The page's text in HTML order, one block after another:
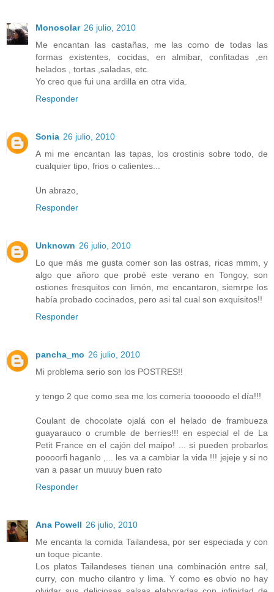
Monosolar 26 julio, 2010
Me encantan las castañas, me las como de todas las
formas existentes, cocidas, en almibar, confitadas ,en
helados , tortas ,saladas, etc.
Yo creo que fui una ardilla en otra vida.
Responder
Sonia 26 julio, 2010
A mi me encantan las tapas, los crostinis sobre todo, de
cualquier tipo, frios o calientes...
Un abrazo,
Responder
Unknown 26 julio, 2010
Lo que más me gusta comer son las ostras, ricas mmm, y
algo que añoro que probé este verano en Tongoy, son
ostiones fresquitos con limón, me encantaron, siemrpe los
había probado cocinados, pero asi tal cual son exquisitos!!
Responder
pancha_mo 26 julio, 2010
Mi problema serio son los POSTRES!!
y tengo 2 que como sea me los comeria tooooodo el día!!!
Coulant de chocolate ojalá con el helado de frambueza
guayarauco o crumble de berries!!! en especial el de La
Petit France en el cajón del maipo! ... si pueden probarlos
poooorfi haganlo ,... les va a cambiar la vida !!! jejeje y si no
van a pasar un muuuy buen rato
Responder
Ana Powell 26 julio, 2010
Me encanta la comida Tailandesa, por ser especiada y con
un toque picante.
Los platos Tailandeses tienen una combinación entre sal,
curry, con mucho cilantro y lima. Y como es obvio no hay